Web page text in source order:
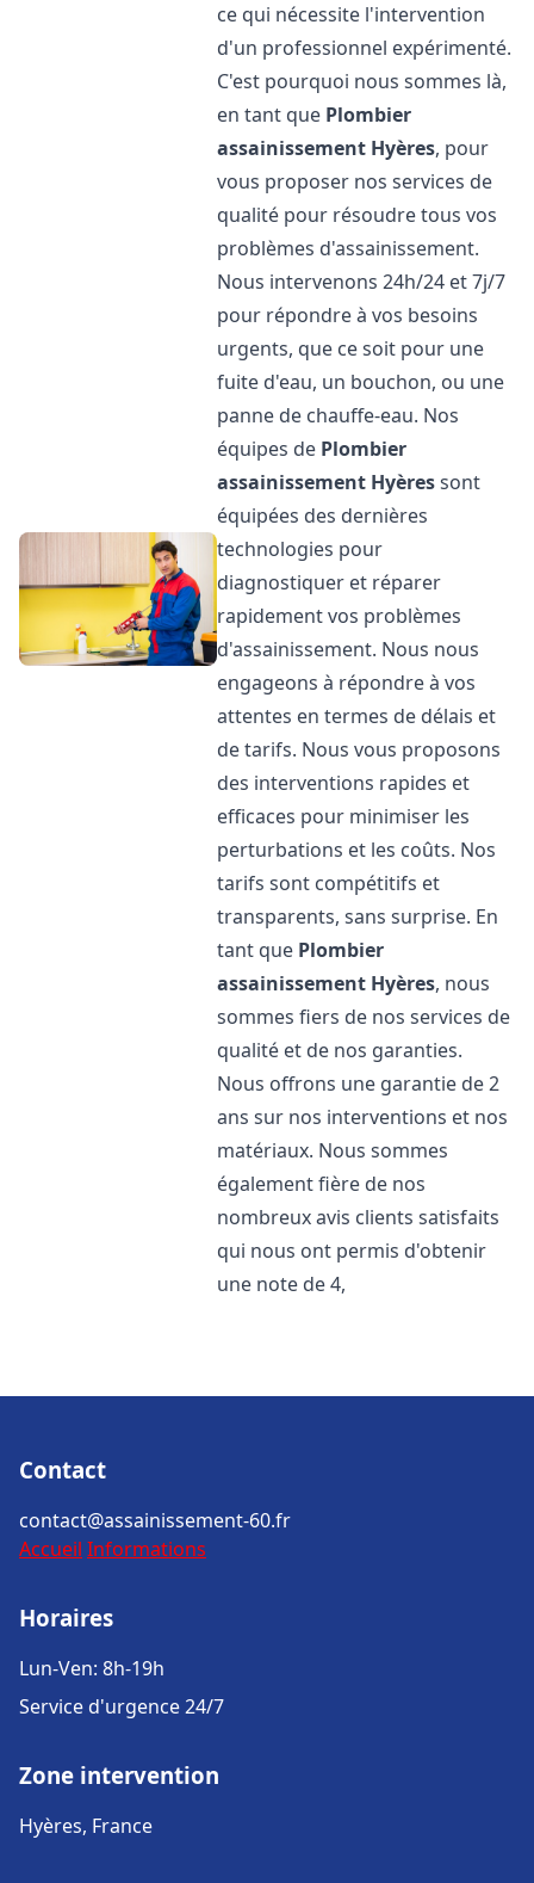
ce qui nécessite l'intervention
d'un professionnel expérimenté.
C'est pourquoi nous sommes là,
en tant que Plombier
assainissement Hyères, pour
vous proposer nos services de
qualité pour résoudre tous vos
problèmes d'assainissement.
Nous intervenons 24h/24 et 7j/7
pour répondre à vos besoins
urgents, que ce soit pour une
fuite d'eau, un bouchon, ou une
panne de chauffe-eau. Nos
équipes de Plombier
assainissement Hyèressont
équipées des dernières
technologies pour
diagnostiquer et réparer
rapidement vos problèmes
d'assainissement. Nous nous
engageons à répondre à vos
attentes en termes de délais et
de tarifs. Nous vous proposons
des interventions rapides et
efficaces pour minimiser les
perturbations et les coûts. Nos
tarifs sont compétitifs et
transparents, sans surprise. En
tant que Plombier
assainissement Hyères, nous
sommes fiers de nos services de
qualité et de nos garanties.
Nous offrons une garantie de 2
ans sur nos interventions et nos
matériaux. Nous sommes
également fière de nos
nombreux avis clients satisfaits
qui nous ont permis d'obtenir
une note de 4,
Contact
contact@assainissement-60.fr
Accueil Informations
Horaires
Lun-Ven: 8h-19h
Service d'urgence 24/7
Zone intervention
Hyères, France